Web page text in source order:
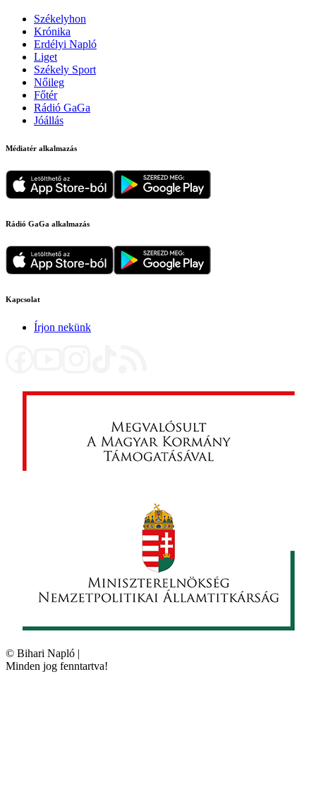
Székelyhon
Krónika
Erdélyi Napló
Liget
Székely Sport
Nőileg
Főtér
Rádió GaGa
Jóállás
Médiatér alkalmazás
Rádió GaGa alkalmazás
Kapcsolat
Írjon nekünk
© Bihari Napló |
Minden jog fenntartva!